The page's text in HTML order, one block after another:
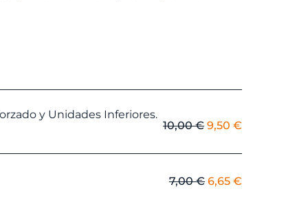
y Unidades Inferiores.
10,00€ El
original
era:
10,00 €.
9,50 €
actual
7,00€ El
6,65 €